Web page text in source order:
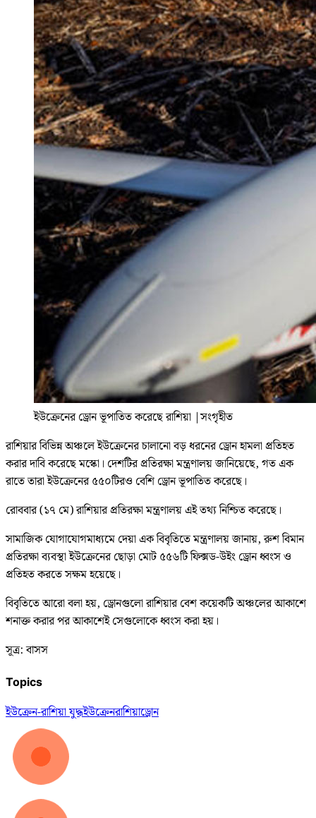
ইউক্রেনের ড্রোন ভূপাতিত করেছে রাশিয়া |সংগৃহীত
রাশিয়ার বিভিন্ন অঞ্চলে ইউক্রেনের চালানো বড় ধরনের ড্রোন হামলা প্রতিহত
করার দাবি করেছে মস্কো। দেশটির প্রতিরক্ষা মন্ত্রণালয় জানিয়েছে, গত এক
রাতে তারা ইউক্রেনের ৫৫০টিরও বেশি ড্রোন ভূপাতিত করেছে।
রোববার (১৭ মে) রাশিয়ার প্রতিরক্ষা মন্ত্রণালয় এই তথ্য নিশ্চিত করেছে।
সামাজিক যোগাযোগমাধ্যমে দেয়া এক বিবৃতিতে মন্ত্রণালয় জানায়, রুশ বিমান
প্রতিরক্ষা ব্যবস্থা ইউক্রেনের ছোড়া মোট ৫৫৬টি ফিক্সড-উইং ড্রোন ধ্বংস ও
প্রতিহত করতে সক্ষম হয়েছে।
বিবৃতিতে আরো বলা হয়, ড্রোনগুলো রাশিয়ার বেশ কয়েকটি অঞ্চলের আকাশে
শনাক্ত করার পর আকাশেই সেগুলোকে ধ্বংস করা হয়।
সূত্র: বাসস
Topics
ইউক্রেন-রাশিয়া যুদ্ধইউক্রেনরাশিয়াড্রোন